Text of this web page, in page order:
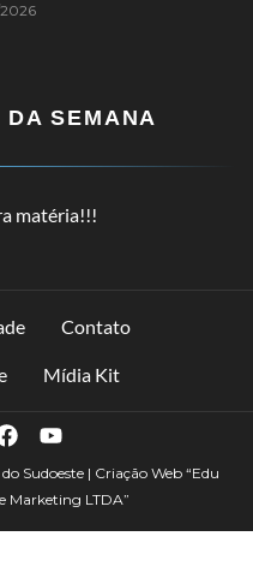
SEMANA
matéria!!!
Contato
Mídia Kit
Sudoeste | Criação Web “Edu
Marketing LTDA”